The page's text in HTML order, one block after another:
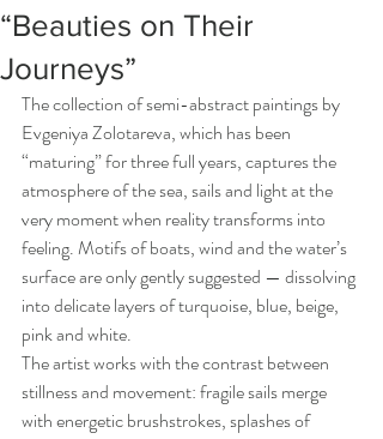
“Beauties on Their
Journeys”
The collection of semi-abstract paintings by
Evgeniya Zolotareva, which has been
“maturing” for three full years, captures the
atmosphere of the sea, sails and light at the
very moment when reality transforms into
feeling. Motifs of boats, wind and the water’s
surface are only gently suggested — dissolving
into delicate layers of turquoise, blue, beige,
pink and white.
The artist works with the contrast between
stillness and movement: fragile sails merge
with energetic brushstrokes, splashes of